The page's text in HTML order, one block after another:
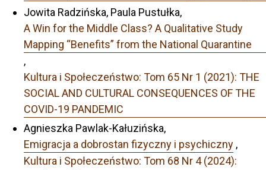
Jowita Radzińska, Paula Pustułka,
A Win for the Middle Class? A Qualitative Study
Mapping “Benefits” from the National Quarantine
,
Kultura i Społeczeństwo: Tom 65 Nr 1 (2021): THE
SOCIAL AND CULTURAL CONSEQUENCES OF THE
COVID-19 PANDEMIC
Agnieszka Pawlak-Kałuzińska,
Emigracja a dobrostan fizyczny i psychiczny ,
Kultura i Społeczeństwo: Tom 68 Nr 4 (2024):